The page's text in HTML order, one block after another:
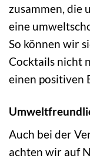
zusammen, die
eine
So können wir
Cocktails nicht
einen positiven
Auch bei der
achten wir auf